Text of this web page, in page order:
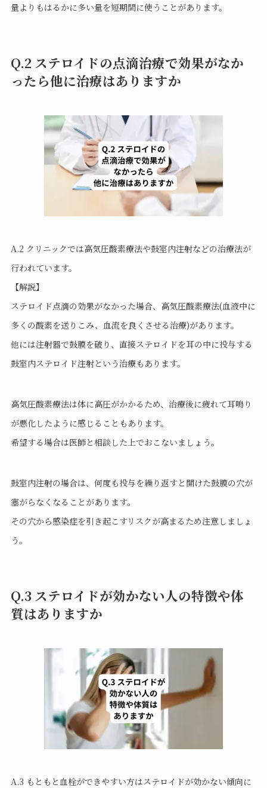
量よりもはるかに多い量を短期間に使うことがあります。
Q.2 ステロイドの点滴治療で効果がなか
ったら他に治療はありますか
A.2 クリニックでは高気圧酸素療法や鼓室内注射などの治療法が
行われています。
【解説】
ステロイド点滴の効果がなかった場合、高気圧酸素療法(血液中に
多くの酸素を送りこみ、血流を良くさせる治療)があります。
他には注射器で鼓膜を破り、直接ステロイドを耳の中に投与する
鼓室内ステロイド注射という治療もあります。
高気圧酸素療法は体に高圧がかかるため、治療後に疲れて耳鳴り
が悪化したように感じることもあります。
希望する場合は医師と相談した上でおこないましょう。
鼓室内注射の場合は、何度も投与を繰り返すと開けた鼓膜の穴が
塞がらなくなることがあります。
その穴から感染症を引き起こすリスクが高まるため注意しましょ
う。
Q.3 ステロイドが効かない人の特徴や体
質はありますか
A.3 もともと血栓ができやすい方はステロイドが効かない傾向に